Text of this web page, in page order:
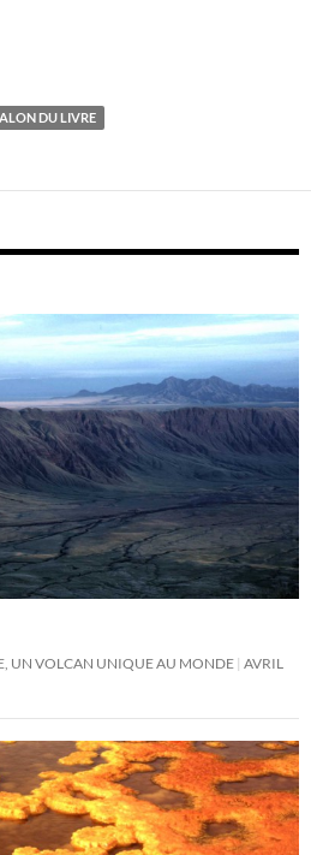
du livre à Saint-Georges-Motel
DU LIVRE
UN VOLCAN UNIQUE AU MONDE AVRIL